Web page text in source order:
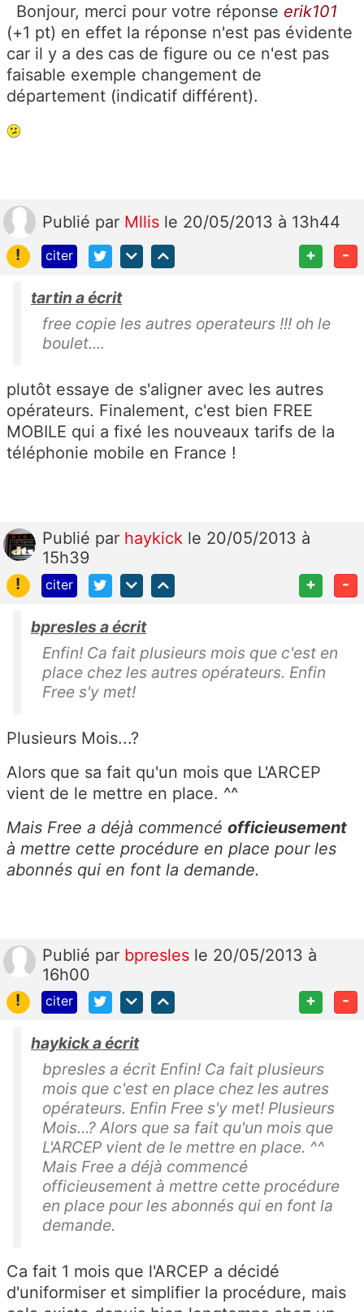
Bonjour, merci pour votre réponse erik101
(+1 pt) en effet la réponse n'est pas évidente
car il y a des cas de figure ou ce n'est pas
faisable exemple changement de
département (indicatif différent).
Publié par Mllis le 20/05/2013 à 13h44
!
citer + -
tartin a écrit
free copie les autres operateurs !!! oh le
boulet....
plutôt essaye de s'aligner avec les autres
opérateurs. Finalement, c'est bien FREE
MOBILE qui a fixé les nouveaux tarifs de la
téléphonie mobile en France !
Publié par haykick le 20/05/2013 à
15h39
!
citer + -
bpresles a écrit
Enfin! Ca fait plusieurs mois que c'est en
place chez les autres opérateurs. Enfin
Free s'y met!
Plusieurs Mois...?
Alors que sa fait qu'un mois que L'ARCEP
vient de le mettre en place. ^^
Mais Free a déjà commencé officieusement
à mettre cette procédure en place pour les
abonnés qui en font la demande.
Publié par bpresles le 20/05/2013 à
16h00
!
citer + -
haykick a écrit
bpresles a écrit Enfin! Ca fait plusieurs
mois que c'est en place chez les autres
opérateurs. Enfin Free s'y met! Plusieurs
Mois...? Alors que sa fait qu'un mois que
L'ARCEP vient de le mettre en place. ^^
Mais Free a déjà commencé
officieusement à mettre cette procédure
en place pour les abonnés qui en font la
demande.
Ca fait 1 mois que l'ARCEP a décidé
d'uniformiser et simplifier la procédure, mais